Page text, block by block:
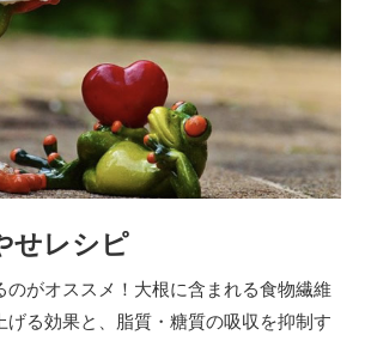
せレシピ
のがオススメ！大根に含まれる食物繊維
げる効果と、脂質・糖質の吸収を抑制す